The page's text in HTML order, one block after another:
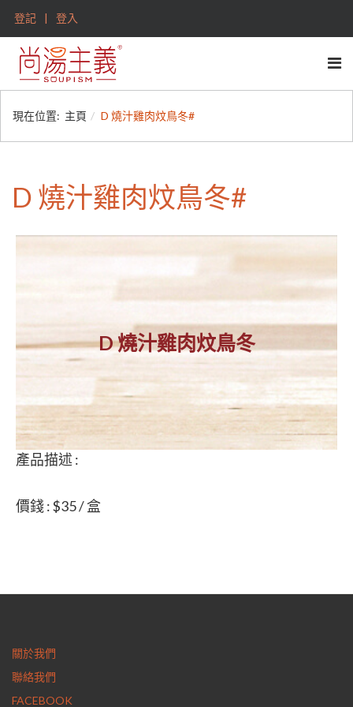
登記 登入
現在位置: 主頁 D 燒汁雞肉炆鳥冬#
D 燒汁雞肉炆鳥冬#
D 燒汁雞肉炆鳥冬
產品描述 :
價錢 : $35 / 盒
關於我們
聯絡我們
FACEBOOK